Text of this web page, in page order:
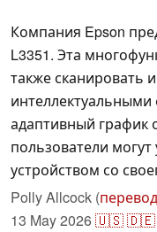
Компания Epson
L3351. Эта
также сканировать
адаптивный график
пользователи
устройством со
Polly Allcock (перевод
13 May 2026🇺🇸🇩🇪